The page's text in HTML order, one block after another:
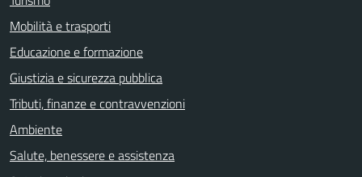
Mobilità e trasporti
Educazione e formazione
Giustizia e sicurezza pubblica
Tributi, finanze e contravvenzioni
Ambiente
Salute, benessere e assistenza